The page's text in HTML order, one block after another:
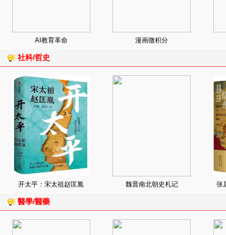
AI教育革命 漫画微积分
社科/哲史
开太平：宋太祖赵匡胤 魏晋南北朝史札记 张
醫學/醫藥